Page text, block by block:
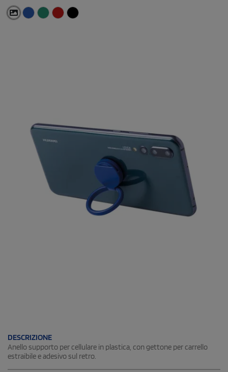
DESCRIZIONE
Anello supporto per cellulare in plastica, con gettone per carrello
estraibile e adesivo sul retro.